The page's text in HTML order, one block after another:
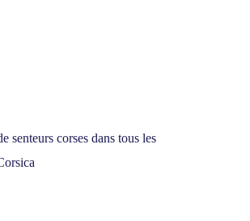
senteurs corses dans tous les